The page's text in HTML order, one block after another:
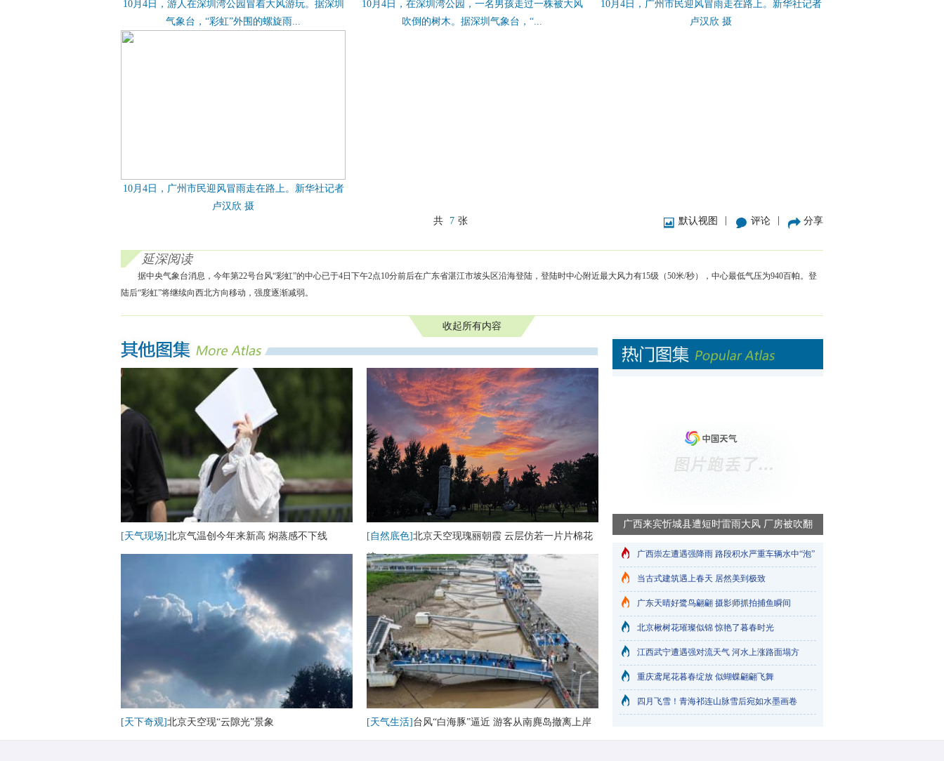
10月4日，游人在深圳湾公园冒着大风游玩。据深圳
气象台，“彩虹”外围的螺旋雨...
10月4日，在深圳湾公园，一名男孩走过一株被大风
吹倒的树木。据深圳气象台，“...
10月4日，广州市民迎风冒雨走在路上。新华社记者
卢汉欣 摄
10月4日，广州市民迎风冒雨走在路上。新华社记者
卢汉欣 摄
共
7 张 默认视图 评论 分享
延深阅读
据中央气象台消息，今年第22号台风“彩虹”的中心已于4日下午2点10分前后在广东省湛江市坡头区沿海登陆，登陆时中心附近最大风力有15级（50米/秒），中心最低气压为940百帕。登
陆后“彩虹”将继续向西北方向移动，强度逐渐减弱。
收起所有内容
[天气现场]北京气温创今年来新高 焖蒸感不下线 [自然底色]北京天空现瑰丽朝霞 云层仿若一片片棉花
糖
[天下奇观]北京天空现“云隙光”景象 [天气生活] 台风“白海豚”逼近 游客从南麂岛撤离上岸
广西来宾忻城县遭短时雷雨大风 厂房被吹翻
烟台天气一天三变 降雨冰雹降雪轮番登场
广西崇左遭遇强降雨 路段积水严重车辆水中“泡”​
当古式建筑遇上春天 居然美到极致
广东天晴好鹭鸟翩翩 摄影师抓拍捕鱼瞬间
北京楸树花璀璨似锦 惊艳了暮春时光
江西武宁遭遇强对流天气 河水上涨路面塌方
重庆鸢尾花暮春绽放 似蝴蝶翩翩飞舞
四月飞雪！青海祁连山脉雪后宛如水墨画卷